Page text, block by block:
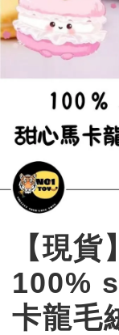
【現
100%
卡龍毛